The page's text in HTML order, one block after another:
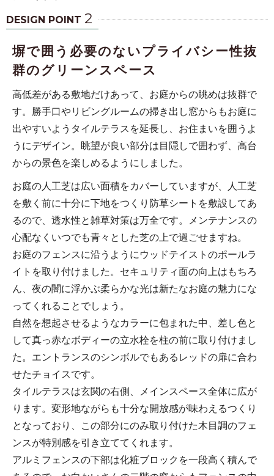
DESIGN POINT 2
塀で囲う必要のないプライバシー性抜
群のグリーンスペース
高低差がある敷地だけあって、お庭からの眺めは抜群で
す。勝手口やリビングルームの掃き出し窓からもお庭に
出やすいようタイルテラスを延長し、お住まいを囲うよ
うにデザイン。眺望が良い部分は目隠しで囲わず、高台
からの景色を楽しめるようにしました。
お庭の人工芝は広い面積をカバーしていますが、人工芝
を敷く前に十分に下地をつくり防草シートを敷設してあ
るので、透水性と雑草対策は万全です。メンテナンスの
心配なくいつでも青々とした芝の上で過ごせますね。
お庭のフェンスに沿うようにウッドテイストのポールラ
イトを取り付けました。セキュリティ面の向上はもちろ
ん、夜の闇に浮かぶ柔らかな光は新たなお庭の魅力にな
ってくれることでしょう。
自然を想起させるようなカラーに包まれた中、差し色と
して真っ赤なボディーの立水栓を柱の前に取り付けまし
た。エントランスのシンボルでもあるレッドの扉に合わ
せたチョイスです。
タイルテラスは玄関の右側、メインスペース全体に広が
ります。変形地ながらも十分な開放感が味わえるつくり
となっており、この部分にのみ取り付けた木目調のフェ
ンスが特別感を引き立ててくれます。
アルミフェンスの下部は化粧ブロックを一段高く積んで